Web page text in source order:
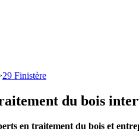
29 Finistère
du bois
en traitement du bois et